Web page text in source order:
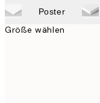
Poster
Größe wählen